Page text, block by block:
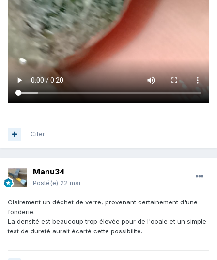
Citer
Manu34
Posté(e) 22 mai
Clairement un déchet de verre, provenant certainement d'une
fonderie.
La densité est beaucoup trop élevée pour de l'opale et un simple
test de dureté aurait écarté cette possibilité.